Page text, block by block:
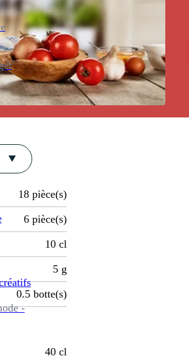
-
18 pièce(s)
6 pièce(s)
10 cl
5 g
0.5 botte(s)
40 cl